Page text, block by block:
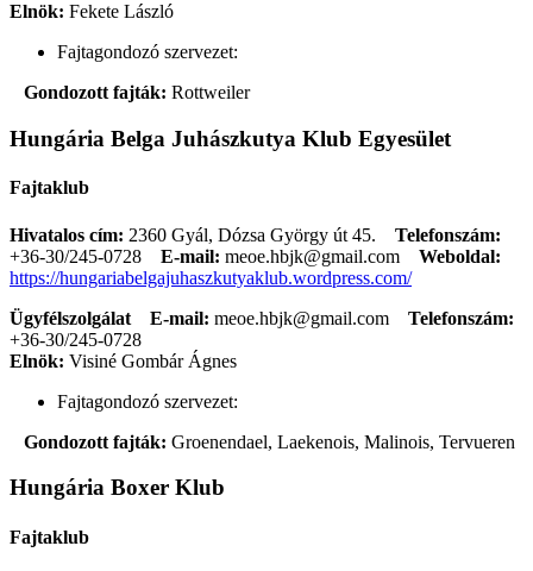
Elnök: Fekete László
Fajtagondozó szervezet:
Gondozott fajták: Rottweiler
Hungária Belga Juhászkutya Klub Egyesület
Fajtaklub
Hivatalos cím: 2360 Gyál, Dózsa György út 45. Telefonszám:
+36-30/245-0728
E-mail: meoe.hbjk@gmail.com
Weboldal:
https://hungariabelgajuhaszkutyaklub.wordpress.com/
Ügyfélszolgálat
E-mail: meoe.hbjk@gmail.com
Telefonszám:
+36-30/245-0728
Elnök: Visiné Gombár Ágnes
Fajtagondozó szervezet:
Gondozott fajták: Groenendael, Laekenois, Malinois, Tervueren
Hungária Boxer Klub
Fajtaklub